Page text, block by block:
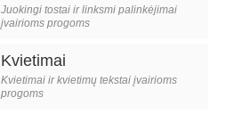
Juokingi tostai ir linksmi palinkėjimai
įvairioms progoms
Kvietimai
Kvietimai ir kvietimų tekstai įvairioms
progoms